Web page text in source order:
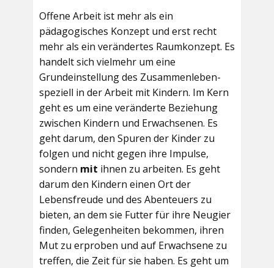
Offene Arbeit ist mehr als ein
pädagogisches Konzept und erst recht
mehr als ein verändertes Raumkonzept. Es
handelt sich vielmehr um eine
Grundeinstellung des Zusammenleben-
speziell in der Arbeit mit Kindern. Im Kern
geht es um eine veränderte Beziehung
zwischen Kindern und Erwachsenen. Es
geht darum, den Spuren der Kinder zu
folgen und nicht gegen ihre Impulse,
sondern mit ihnen zu arbeiten. Es geht
darum den Kindern einen Ort der
Lebensfreude und des Abenteuers zu
bieten, an dem sie Futter für ihre Neugier
finden, Gelegenheiten bekommen, ihren
Mut zu erproben und auf Erwachsene zu
treffen, die Zeit für sie haben. Es geht um